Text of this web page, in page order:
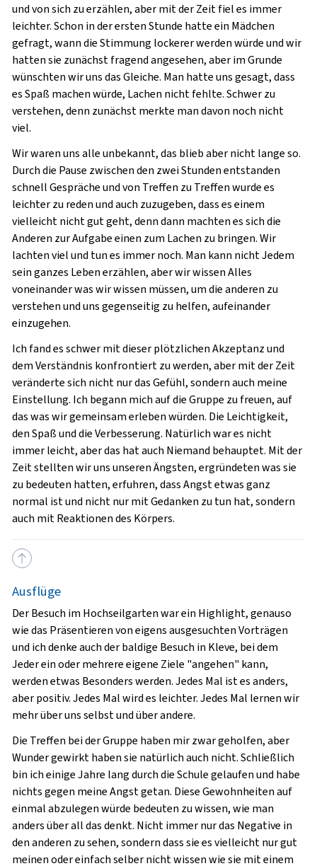
und von sich zu erzählen, aber mit der Zeit fiel es immer
leichter. Schon in der ersten Stunde hatte ein Mädchen
gefragt, wann die Stimmung lockerer werden würde und wir
hatten sie zunächst fragend angesehen, aber im Grunde
wünschten wir uns das Gleiche. Man hatte uns gesagt, dass
es Spaß machen würde, Lachen nicht fehlte. Schwer zu
verstehen, denn zunächst merkte man davon noch nicht
viel.
Wir waren uns alle unbekannt, das blieb aber nicht lange so.
Durch die Pause zwischen den zwei Stunden entstanden
schnell Gespräche und von Treffen zu Treffen wurde es
leichter zu reden und auch zuzugeben, dass es einem
vielleicht nicht gut geht, denn dann machten es sich die
Anderen zur Aufgabe einen zum Lachen zu bringen. Wir
lachten viel und tun es immer noch. Man kann nicht Jedem
sein ganzes Leben erzählen, aber wir wissen Alles
voneinander was wir wissen müssen, um die anderen zu
verstehen und uns gegenseitig zu helfen, aufeinander
einzugehen.
Ich fand es schwer mit dieser plötzlichen Akzeptanz und
dem Verständnis konfrontiert zu werden, aber mit der Zeit
veränderte sich nicht nur das Gefühl, sondern auch meine
Einstellung. Ich begann mich auf die Gruppe zu freuen, auf
das was wir gemeinsam erleben würden. Die Leichtigkeit,
den Spaß und die Verbesserung. Natürlich war es nicht
immer leicht, aber das hat auch Niemand behauptet. Mit der
Zeit stellten wir uns unseren Ängsten, ergründeten was sie
zu bedeuten hatten, erfuhren, dass Angst etwas ganz
normal ist und nicht nur mit Gedanken zu tun hat, sondern
auch mit Reaktionen des Körpers.
Ausflüge
Der Besuch im Hochseilgarten war ein Highlight, genauso
wie das Präsentieren von eigens ausgesuchten Vorträgen
und ich denke auch der baldige Besuch in Kleve, bei dem
Jeder ein oder mehrere eigene Ziele "angehen" kann,
werden etwas Besonders werden. Jedes Mal ist es anders,
aber positiv. Jedes Mal wird es leichter. Jedes Mal lernen wir
mehr über uns selbst und über andere.
Die Treffen bei der Gruppe haben mir zwar geholfen, aber
Wunder gewirkt haben sie natürlich auch nicht. Schließlich
bin ich einige Jahre lang durch die Schule gelaufen und habe
nichts gegen meine Angst getan. Diese Gewohnheiten auf
einmal abzulegen würde bedeuten zu wissen, wie man
anders über all das denkt. Nicht immer nur das Negative in
den anderen zu sehen, sondern dass sie es vielleicht nur gut
meinen oder einfach selber nicht wissen wie sie mit einem